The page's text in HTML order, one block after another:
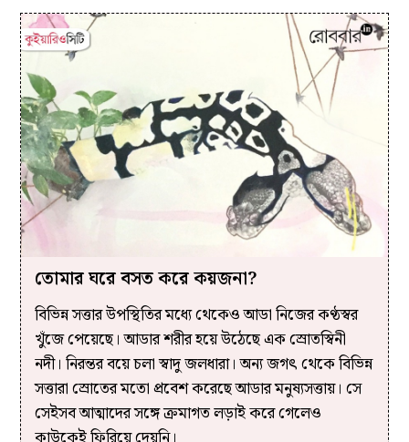
তোমার ঘরে বসত করে কয়জনা?
বিভিন্ন সত্তার উপস্থিতির মধ্যে থেকেও আডা নিজের কণ্ঠস্বর
খুঁজে পেয়েছে। আডার শরীর হয়ে উঠেছে এক স্রোতস্বিনী
নদী। নিরন্তর বয়ে চলা স্বাদু জলধারা। অন্য জগৎ থেকে বিভিন্ন
সত্তারা স্রোতের মতো প্রবেশ করেছে আডার মনুষ্যসত্তায়। সে
সেইসব আত্মাদের সঙ্গে ক্রমাগত লড়াই করে গেলেও